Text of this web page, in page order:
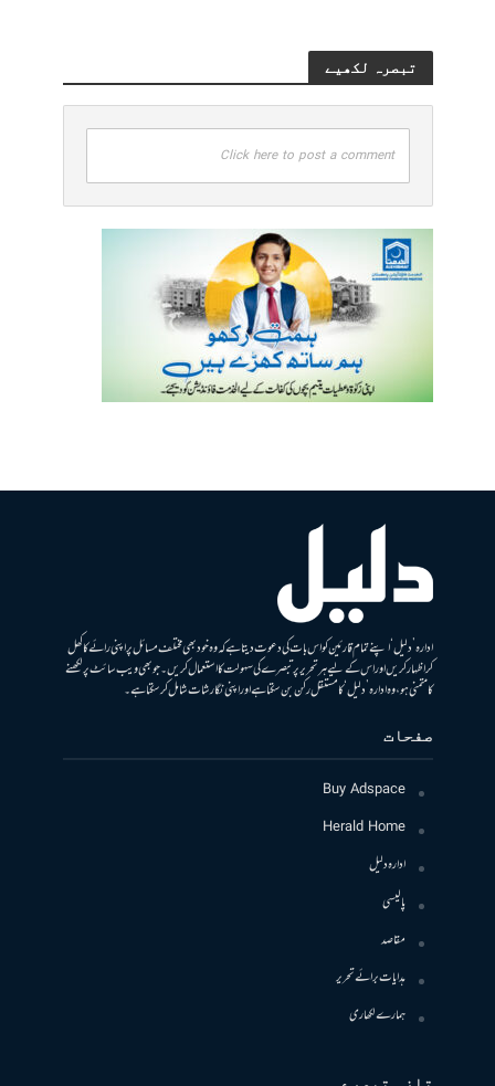
تبصرہ لکھیے
Click here to post a comment
ادارہ ’دلیل‘ اپنے تمام قارئین کو اس بات کی دعوت دیتا ہے کہ وہ خود بھی مختلف مسائل پر اپنی رائے کا کھل
کر اظہار کریں اور اس کے لیے ہر تحریر پر تبصرے کی سہولت کا استعمال کریں۔ جو بھی ویب سائٹ پر لکھنے
کا متمنی ہو، وہ ادارہ ’دلیل‘ کا مستقل رکن بن سکتا ہے اور اپنی نگارشات شامل کرسکتا ہے۔
صفحات
Buy Adspace
Herald Home
ادارہ دلیل
پالیسی
مقاصد
ہدایات برائے تحریر
ہمارے لکھاری